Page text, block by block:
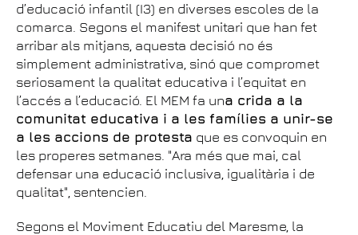
d’educació infantil (I3) en diverses escoles de la
comarca. Segons el manifest unitari que han fet
arribar als mitjans, aquesta decisió no és
simplement administrativa, sinó que compromet
seriosament la qualitat educativa i l’equitat en
l’accés a l’educació. El MEM fa una crida a la
comunitat educativa i a les famílies a unir-se
a les accions de protesta que es convoquin en
les properes setmanes. "Ara més que mai, cal
defensar una educació inclusiva, igualitària i de
qualitat", sentencien.
Segons el Moviment Educatiu del Maresme, la